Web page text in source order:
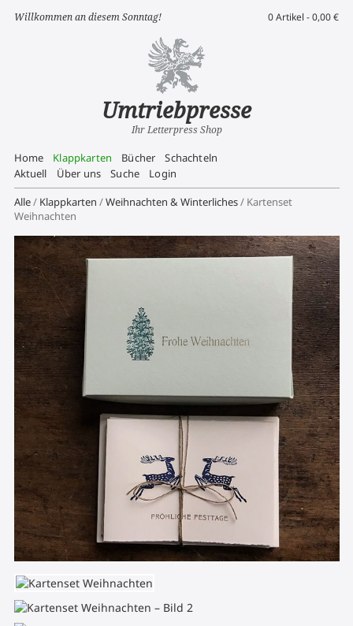
Willkommen an diesem Sonntag!
Umtriebpresse
Ihr Letterpress Shop
0 Artikel -0,00€
Home Klappkarten Bücher
Schachteln
Aktuell
Über uns Suche
Login
Alle/ Klappkarten /Weihnachten & Winterliches/ Kartenset
Weihnachten